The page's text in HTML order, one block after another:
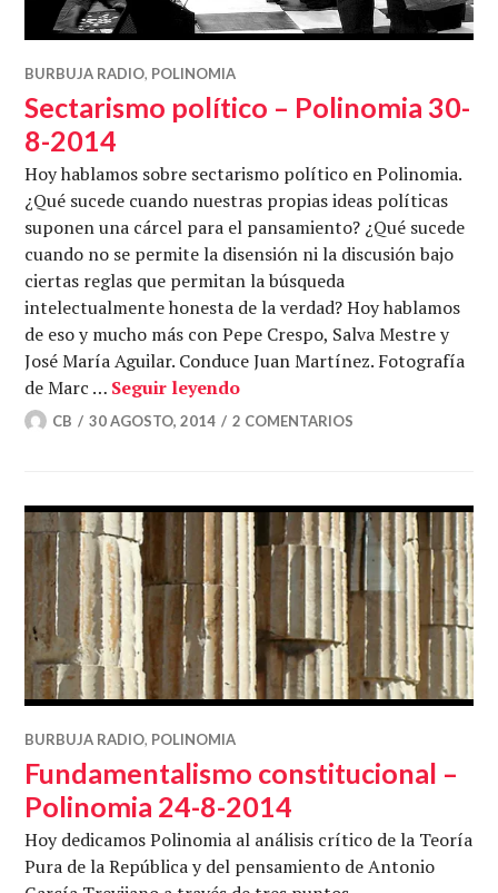
BURBUJA RADIO, POLINOMIA
Sectarismo político – Polinomia 30-
8-2014
Hoy hablamos sobre sectarismo político en Polinomia.
¿Qué sucede cuando nuestras propias ideas políticas
suponen una cárcel para el pansamiento? ¿Qué sucede
cuando no se permite la disensión ni la discusión bajo
ciertas reglas que permitan la búsqueda
intelectualmente honesta de la verdad? Hoy hablamos
de eso y mucho más con Pepe Crespo, Salva Mestre y
José María Aguilar. Conduce Juan Martínez. Fotografía
de Marc … Seguir leyendoSectarismo político –
CB 30 AGOSTO, 2014 2 COMENTARIOS
BURBUJA RADIO, POLINOMIA
Fundamentalismo constitucional –
Polinomia 24-8-2014
Hoy dedicamos Polinomia al análisis crítico de la Teoría
Pura de la República y del pensamiento de Antonio